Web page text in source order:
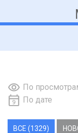
По
По дате
ВСЕ (1329)